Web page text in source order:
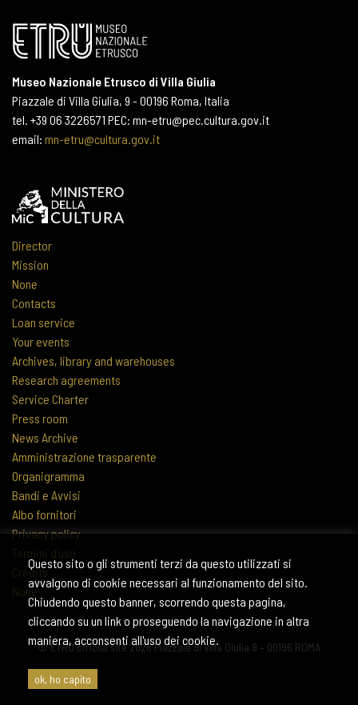
Questo sito o gli strumenti terzi da questo utilizzati si
avvalgono di cookie necessari al funzionamento del sito.
Chiudendo questo banner, scorrendo questa pagina,
cliccando su un link o proseguendo la navigazione in altra
maniera, acconsenti all'uso dei cookie.
ok, ho capito
Museo Nazionale Etrusco di Villa Giulia
Piazzale di Villa Giulia, 9 - 00196 Roma, Italia
tel. +39 06 3226571 PEC: mn-etru@pec.cultura.gov.it
email: mn-etru@cultura.gov.it
Director
Mission
None
Contacts
Loan service
Your events
Archives, library and warehouses
Research agreements
Service Charter
Press room
News Archive
Amministrazione trasparente
Organigramma
Bandi e Avvisi
Albo fornitori
Privacy policy
Termini d'uso
Credits
None
© ETRU official site 2026 Piazzale di Villa Giulia 9 – 00196 ROMA